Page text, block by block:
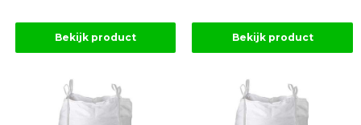
Bekijk product Bekijk product